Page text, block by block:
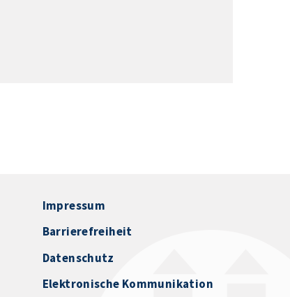
Impressum
Barrierefreiheit
Datenschutz
Elektronische Kommunikation